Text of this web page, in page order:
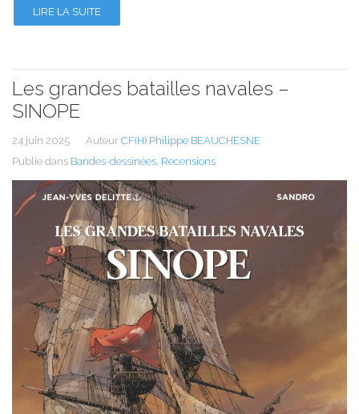
LIRE LA SUITE
Les grandes batailles navales –
SINOPE
24 juin 2025 Auteur CF(H) Philippe BEAUCHESNE
Publié dans Bandes-dessinées, Recensions